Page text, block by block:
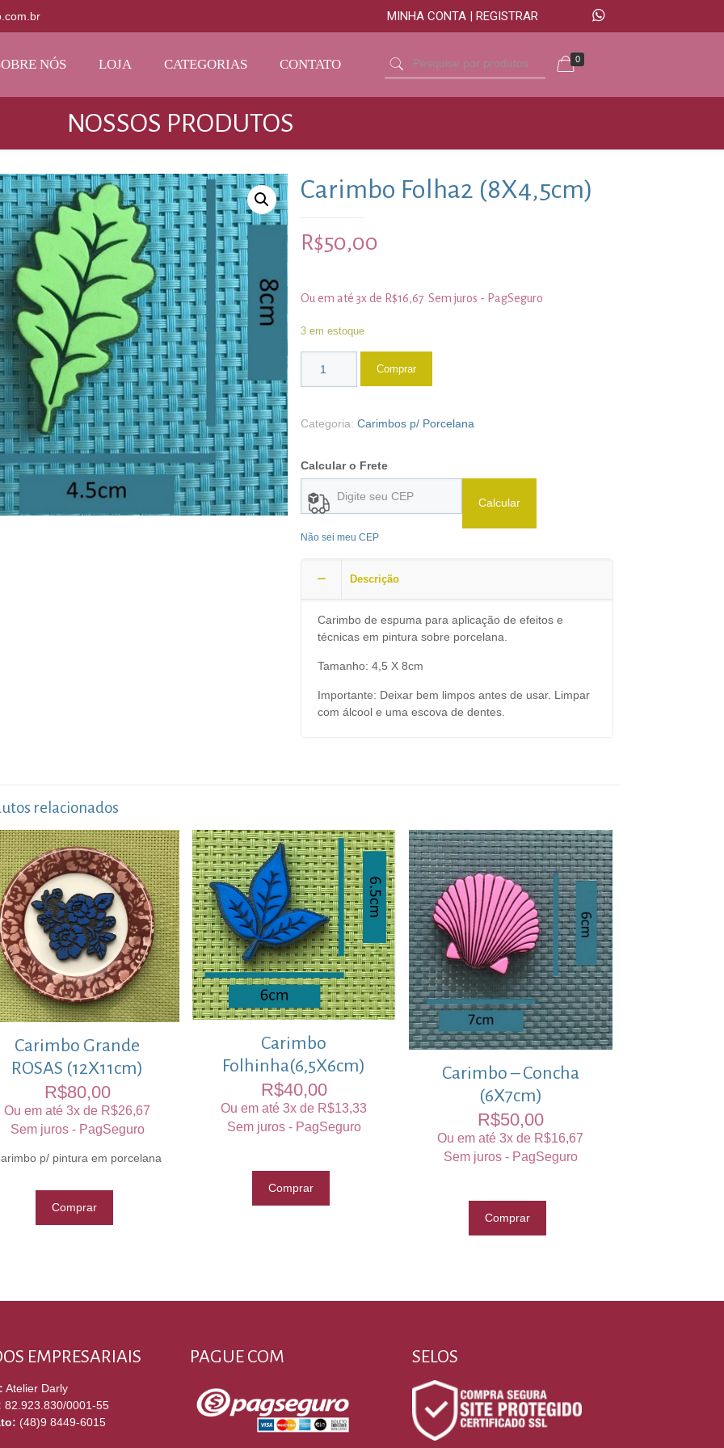
MINHA CONTA | REGISTRAR
NÓS LOJA CATEGORIAS CONTATO 0
NOSSOS PRODUTOS
Carimbo Folha2 (8X4,5cm)
R$50,00
Ou em até 3x de R$16,67 Sem juros - PagSeguro
3 em estoque
Comprar
Categoria:Carimbos p/ Porcelana
Calcular o Frete
Calcular
Não sei meu CEP
Descrição
Carimbo de espuma para aplicação de efeitos e
técnicas em pintura sobre porcelana.
Tamanho: 4,5 X 8cm
Importante: Deixar bem limpos antes de usar. Limpar
com álcool e uma escova de dentes.
relacionados
Carimbo Grande
ROSAS (12X11cm)
R$80,00
Ou em até 3x de R$26,67
Sem juros - PagSeguro
p/ pintura em porcelana
Comprar
Carimbo
Folhinha(6,5X6cm)
R$40,00
Ou em até 3x de R$13,33
Sem juros - PagSeguro
Comprar
Carimbo – Concha
(6X7cm)
R$50,00
Ou em até 3x de R$16,67
Sem juros - PagSeguro
Comprar
EMPRESARIAIS
Atelier Darly
82.923.830/0001-55
(48)9 8449-6015
PAGUE COM SELOS